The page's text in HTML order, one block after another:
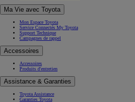
Ma Vie avec Toyota
Mon Espace Toyota
Service Connectés My Toyota
Support Technique
Campagnes de rappel
Accessoires
Accessoires
Produits d'entretien
Assistance & Garanties
Toyota Assistance
Garanties Toyota